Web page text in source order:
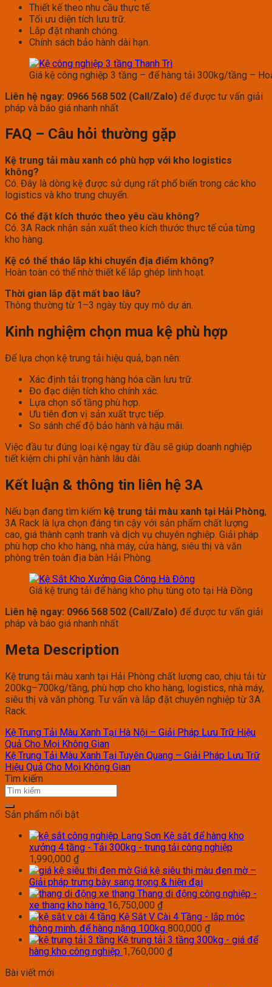
Thiết kế theo nhu cầu thực tế.
Tối ưu diện tích lưu trữ.
Lắp đặt nhanh chóng.
Chính sách bảo hành dài hạn.
Giá kệ công nghiệp 3 tầng – để hàng tải 300kg/tầng –
Liên hệ ngay: 0966 568 502 (Call/Zalo) để được tư vấn giải
pháp và báo giá nhanh nhất
FAQ – Câu hỏi thường gặp
Kệ trung tải màu xanh có phù hợp với kho logistics
không?
Có. Đây là dòng kệ được sử dụng rất phổ biến trong các kho
logistics và kho trung chuyển.
Có thể đặt kích thước theo yêu cầu không?
Có. 3A Rack nhận sản xuất theo kích thước thực tế của từng
kho hàng.
Kệ có thể tháo lắp khi chuyển địa điểm không?
Hoàn toàn có thể nhờ thiết kế lắp ghép linh hoạt.
Thời gian lắp đặt mất bao lâu?
Thông thường từ 1–3 ngày tùy quy mô dự án.
Kinh nghiệm chọn mua kệ phù hợp
Để lựa chọn kệ trung tải hiệu quả, bạn nên:
Xác định tải trọng hàng hóa cần lưu trữ.
Đo đạc diện tích kho chính xác.
Lựa chọn số tầng phù hợp.
Ưu tiên đơn vị sản xuất trực tiếp.
So sánh chế độ bảo hành và hậu mãi.
Việc đầu tư đúng loại kệ ngay từ đầu sẽ giúp doanh nghiệp
tiết kiệm chi phí vận hành lâu dài.
Kết luận & thông tin liên hệ 3A
Nếu bạn đang tìm kiếm kệ trung tải màu xanh tại Hải Phòng,
3A Rack là lựa chọn đáng tin cậy với sản phẩm chất lượng
cao, giá thành cạnh tranh và dịch vụ chuyên nghiệp. Giải pháp
phù hợp cho kho hàng, nhà máy, cửa hàng, siêu thị và văn
phòng trên toàn địa bàn Hải Phòng.
Giá kệ trung tải để hàng kho phụ tùng oto tại Hà Đồng
Liên hệ ngay: 0966 568 502 (Call/Zalo) để được tư vấn giải
pháp và báo giá nhanh nhất
Meta Description
Kệ trung tải màu xanh tại Hải Phòng chất lượng cao, chịu tải từ
200kg–700kg/tầng, phù hợp cho kho hàng, logistics, nhà máy,
siêu thị và văn phòng. Tư vấn và lắp đặt chuyên nghiệp từ 3A
Rack.
Kệ Trung Tải Màu Xanh Tại Hà Nội – Giải Pháp Lưu Trữ Hiệu
Quả Cho Mọi Không Gian
Kệ Trung Tải Màu Xanh Tại Tuyên Quang – Giải Pháp Lưu Trữ
Hiệu Quả Cho Mọi Không Gian
Tìm kiếm
Sản phẩm nổi bật
Kệ sắt để hàng kho
xưởng 4 tầng - Tải 300kg - trung tải công nghiệp
1,990,000 ₫
Giá kệ siêu thị màu đen mờ –
Giải pháp trưng bày sang trọng & hiện đại
Thang di động công nghiệp -
xe thang kho hàng 16,750,000 ₫
Kệ Sắt V Cài 4 Tầng - lắp móc
thông minh, để hàng nặng 100kg 800,000 ₫
Kệ trung tải 3 tầng 300kg - giá để
hàng kho công nghiệp 1,760,000 ₫
Bài viết mới